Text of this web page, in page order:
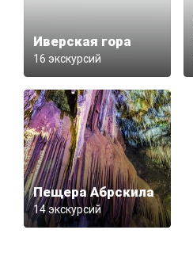
Иверская гора
16 экскурсий
Пещера Абрскила
14 экскурсий